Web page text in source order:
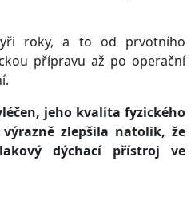
roky, a to od prvotního
přípravu až po operační
jeho kvalita fyzického
zlepšila natolik, že
dýchací přístroj ve